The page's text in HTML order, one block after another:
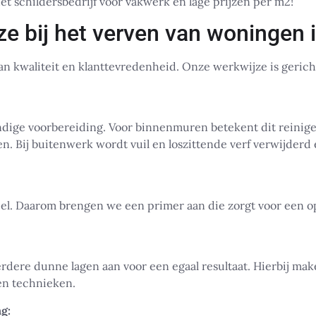
bij het verven van woningen
kwaliteit en klanttevredenheid. Onze werkwijze is
voorbereiding. Voor binnenmuren betekent dit
Bij buitenwerk wordt vuil en loszittende verf verwijderd
Daarom brengen we een primer aan die zorgt voor een
dunne lagen aan voor een egaal resultaat. Hierbij
technieken.